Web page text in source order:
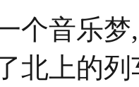
个音乐
北上的